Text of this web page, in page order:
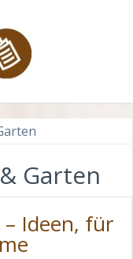
Garten
– Ideen, für